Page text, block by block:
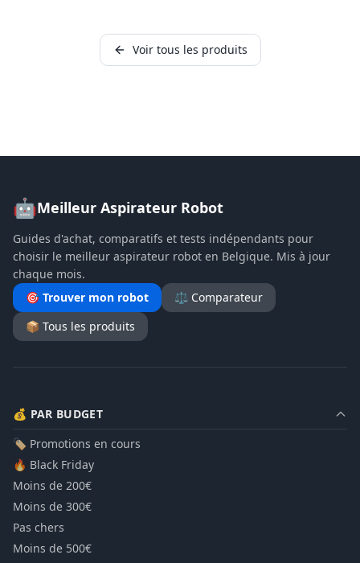
Voir tous les produits
🤖Meilleur Aspirateur Robot
Guides d'achat, comparatifs et tests indépendants pour
choisir le meilleur aspirateur robot en Belgique. Mis à jour
chaque mois.
🎯 Trouver mon robot
⚖️ Comparateur
📦 Tous les produits
💰 PAR BUDGET
🏷️ Promotions en cours
🔥 Black Friday
Moins de 200€
Moins de 300€
Pas chers
Moins de 500€